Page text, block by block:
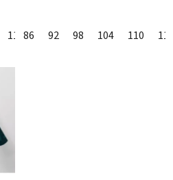
116 122 128 134 140
86 92 98 104 110